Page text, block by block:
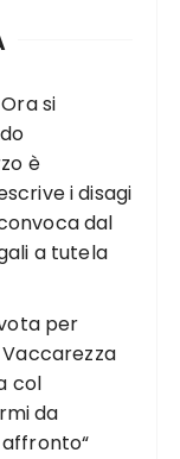
si
è
i disagi
dal
a tutela
per
col
da
affronto“